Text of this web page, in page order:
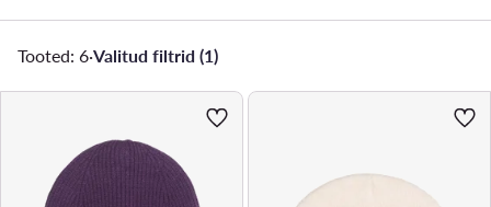
Tooted: 6·Valitud filtrid (1)